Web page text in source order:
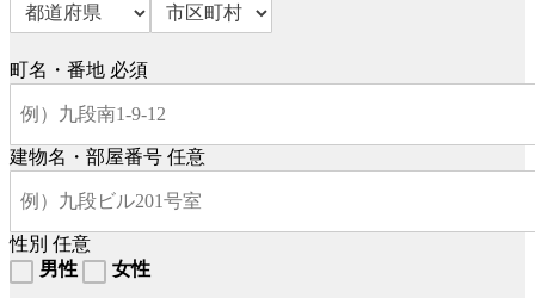
町名・番地 必須
建物名・部屋番号 任意
性別 任意
男性
女性